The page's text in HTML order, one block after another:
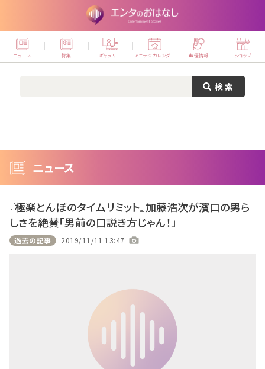
ニュース 特集 ギャラリー アニラジカレンダー 声優情報 ショップ
ニュース
『極楽とんぼのタイムリミット』加藤浩次が濱口の男ら
しさを絶賛「男前の口説き方じゃん！」
過去の記事 2019/11/11 13:47